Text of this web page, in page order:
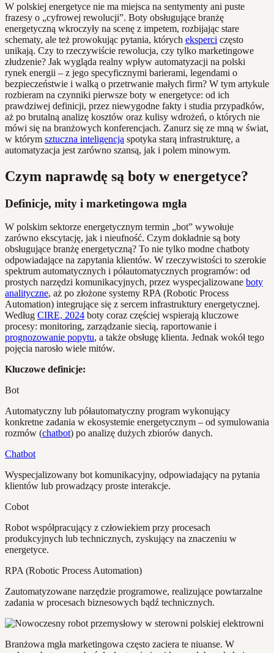
W polskiej energetyce nie ma miejsca na sentymenty ani puste
frazesy o „cyfrowej rewolucji”. Boty obsługujące branżę
energetyczną wkroczyły na scenę z impetem, rozbijając stare
schematy, ale też prowokując pytania, których eksperci często
unikają. Czy to rzeczywiście rewolucja, czy tylko marketingowe
złudzenie? Jak wygląda realny wpływ automatyzacji na polski
rynek energii – z jego specyficznymi barierami, legendami o
bezpieczeństwie i walką o przetrwanie małych firm? W tym artykule
rozbieram na czynniki pierwsze boty w energetyce: od ich
prawdziwej definicji, przez niewygodne fakty i studia przypadków,
aż po brutalną analizę kosztów oraz kulisy wdrożeń, o których nie
mówi się na branżowych konferencjach. Zanurz się ze mną w świat,
w którym sztuczna inteligencja spotyka starą infrastrukturę, a
automatyzacja jest zarówno szansą, jak i polem minowym.
Czym naprawdę są boty w energetyce?
Definicje, mity i marketingowa mgła
W polskim sektorze energetycznym termin „bot” wywołuje
zarówno ekscytację, jak i nieufność. Czym dokładnie są boty
obsługujące branżę energetyczną? To nie tylko modne chatboty
odpowiadające na zapytania klientów. W rzeczywistości to szerokie
spektrum automatycznych i półautomatycznych programów: od
prostych narzędzi komunikacyjnych, przez wyspecjalizowane boty
analityczne, aż po złożone systemy RPA (Robotic Process
Automation) integrujące się z sercem infrastruktury energetycznej.
Według CIRE, 2024 boty coraz częściej wspierają kluczowe
procesy: monitoring, zarządzanie siecią, raportowanie i
prognozowanie popytu, a także obsługę klienta. Jednak wokół tego
pojęcia narosło wiele mitów.
Kluczowe definicje:
Bot
Automatyczny lub półautomatyczny program wykonujący
konkretne zadania w ekosystemie energetycznym – od symulowania
rozmów (chatbot) po analizę dużych zbiorów danych.
Chatbot
Wyspecjalizowany bot komunikacyjny, odpowiadający na pytania
klientów lub prowadzący proste interakcje.
Cobot
Robot współpracujący z człowiekiem przy procesach
produkcyjnych lub technicznych, zyskujący na znaczeniu w
energetyce.
RPA (Robotic Process Automation)
Zautomatyzowane narzędzie programowe, realizujące powtarzalne
zadania w procesach biznesowych bądź technicznych.
Branżowa mgła marketingowa często zaciera te niuanse. W